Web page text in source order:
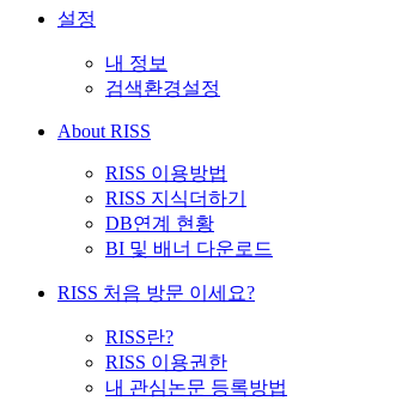
설정
내 정보
검색환경설정
About RISS
RISS 이용방법
RISS 지식더하기
DB연계 현황
BI 및 배너 다운로드
RISS 처음 방문 이세요?
RISS란?
RISS 이용권한
내 관심논문 등록방법